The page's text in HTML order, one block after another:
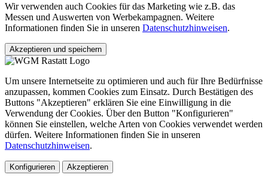
Wir verwenden auch Cookies für das Marketing wie z.B. das
Messen und Auswerten von Werbekampagnen. Weitere
Informationen finden Sie in unseren Datenschutzhinweisen.
Akzeptieren und speichern
Um unsere Internetseite zu optimieren und auch für Ihre Bedürfnisse
anzupassen, kommen Cookies zum Einsatz. Durch Bestätigen des
Buttons "Akzeptieren" erklären Sie eine Einwilligung in die
Verwendung der Cookies. Über den Button "Konfigurieren"
können Sie einstellen, welche Arten von Cookies verwendet werden
dürfen. Weitere Informationen finden Sie in unseren
Datenschutzhinweisen.
Konfigurieren Akzeptieren